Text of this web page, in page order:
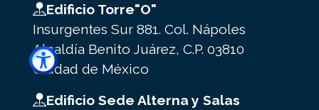
Edificio Torre"O"
Insurgentes Sur 881. Col. Nápoles
Alcaldía Benito Juárez, C.P. 03810
Ciudad de México
Edificio Sede Alterna y Salas